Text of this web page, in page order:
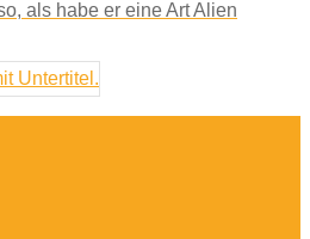
als habe er eine Art Alien